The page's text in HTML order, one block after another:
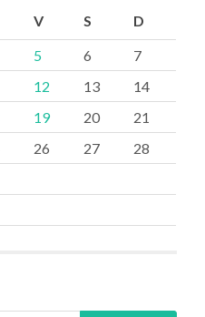
V S D
5 6
7
12 13
14
19 20
21
26 27
28